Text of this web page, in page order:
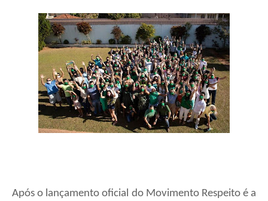
Após o lançamento oficial do Movimento Respeito é a